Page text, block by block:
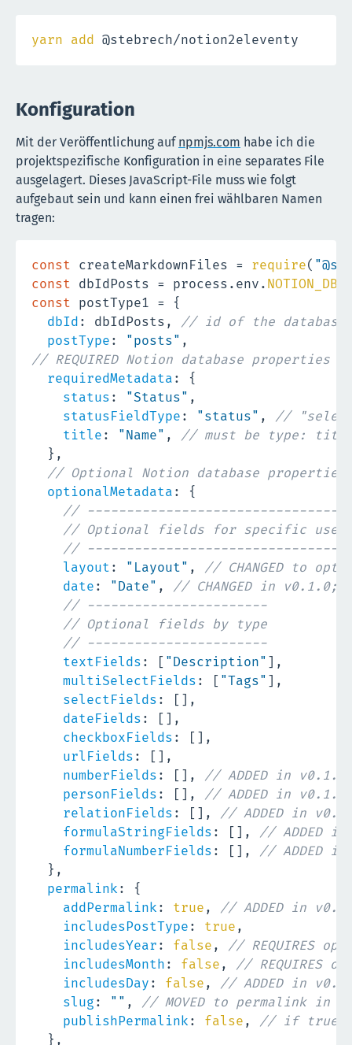
yarn add @stebrech/notion2eleventy
Konfiguration
Mit der Veröffentlichung aufnpmjs.com habe ich die
projektspezifische Konfiguration in eine separates File
ausgelagert. Dieses JavaScript-File muss wie folgt
aufgebaut sein und kann einen frei wählbaren Namen
tragen:
const createMarkdownFiles = require(
const dbIdPosts = process . env .
const postType1 =
{
dbId : dbIdPosts ,
// id of the
postType : "posts" ,
// REQUIRED Notion database properties
requiredMetadata :
{
status : "Status" ,
statusFieldType : "status" ,
//
title : "Name" ,
// must be type:
} ,
// Optional Notion database
optionalMetadata :
{
// --------------------------------
// Optional fields for specific use
// --------------------------------
layout : "Layout" ,
// CHANGED to
date : "Date" ,
// CHANGED in
// -----------------------
// Optional fields by type
// -----------------------
textFields : [ "Description" ] ,
multiSelectFields : [ "Tags" ] ,
selectFields : [ ] ,
dateFields : [ ] ,
checkboxFields : [ ] ,
urlFields : [ ] ,
numberFields : [ ] ,
// ADDED in v0.1.0
personFields : [ ] ,
// ADDED in v0.1.0
relationFields : [ ] ,
// ADDED in
formulaStringFields : [ ] ,
// ADDED
formulaNumberFields : [ ] ,
// ADDED
} ,
permalink :
{
addPermalink : true ,
// ADDED in
includesPostType : true ,
includesYear : false ,
// REQUIRES
includesMonth : false ,
// REQUIRES
includesDay : false ,
// ADDED in
slug : "" ,
// MOVED to permalink
publishPermalink : false ,
// if true,
} ,